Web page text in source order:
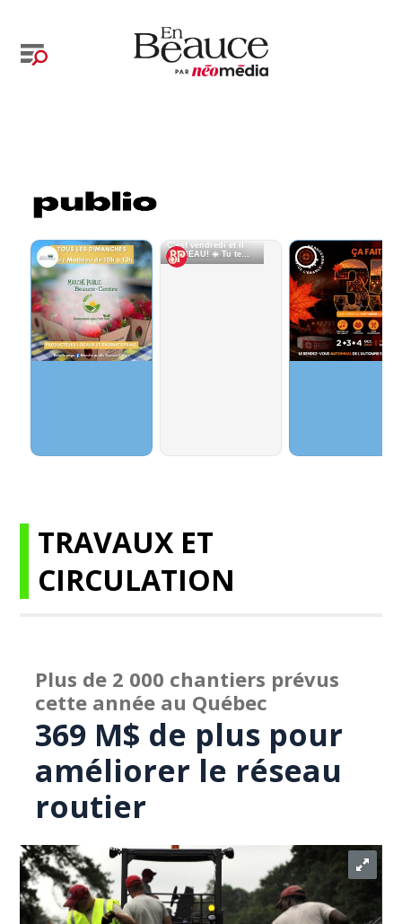
TRAVAUX ET
CIRCULATION
Plus de 2 000 chantiers prévus
cette année au Québec
369 M$ de plus pour
améliorer le réseau
routier